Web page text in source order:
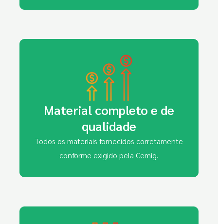
Material completo e de
qualidade
Todos os materiais fornecidos corretamente
conforme exigido pela Cemig.